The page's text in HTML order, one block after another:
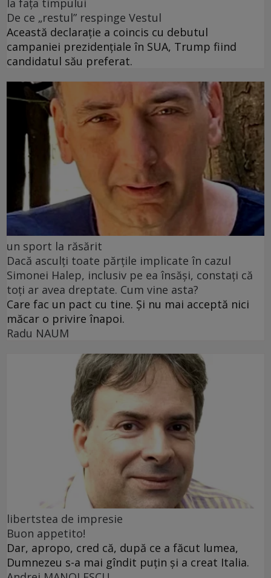
De ce „restul” respinge Vestul
Această declarație a coincis cu debutul
campaniei prezidențiale în SUA, Trump fiind
candidatul său preferat.
un sport la răsărit
Dacă asculți toate părțile implicate în cazul
Simonei Halep, inclusiv pe ea însăși, constați că
toți ar avea dreptate. Cum vine asta?
Care fac un pact cu tine. Și nu mai acceptă nici
măcar o privire înapoi.
Radu NAUM
libertstea de impresie
Buon appetito!
Dar, apropo, cred că, după ce a făcut lumea,
Dumnezeu s-a mai gîndit puțin și a creat Italia.